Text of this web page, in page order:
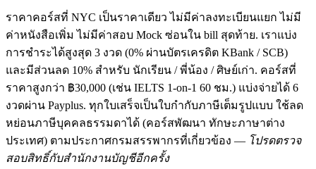
ราคาคอร์สที่ NYC เป็นราคาเดียว ไม่มีค่าลงทะเบียนแยก ไม่มี
ค่าหนังสือเพิ่ม ไม่มีค่าสอบ Mock ซ่อนใน bill สุดท้าย. เราแบ่ง
การชำระได้สูงสุด 3 งวด (0% ผ่านบัตรเครดิต KBank / SCB)
และมีส่วนลด 10% สำหรับ นักเรียน / พี่น้อง / ศิษย์เก่า. คอร์สที่
ราคาสูงกว่า ฿30,000 (เช่น IELTS 1-on-1 60 ชม.) แบ่งจ่ายได้ 6
งวดผ่าน Payplus. ทุกใบเสร็จเป็นใบกำกับภาษีเต็มรูปแบบ ใช้ลด
หย่อนภาษีบุคคลธรรมดาได้ (คอร์สพัฒนา ทักษะภาษาต่าง
ประเทศ) ตามประกาศกรมสรรพากรที่เกี่ยวข้อง — โปรดตรวจ
สอบสิทธิ์กับสำนักงานบัญชีอีกครั้ง